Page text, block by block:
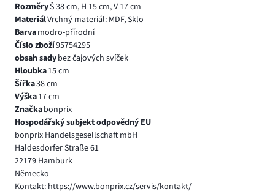
RozměryŠ 38 cm, H 15 cm, V 17 cm
MateriálVrchný materiál: MDF, Sklo
Barvamodro-přírodní
Číslo zboží95754295
obsah sadybez čajových svíček
Hloubka15 cm
Šířka38 cm
Výška17 cm
Značkabonprix
Hospodářský subjekt odpovědný EU
bonprix Handelsgesellschaft mbH
Haldesdorfer Straße 61
22179 Hamburk
Německo
Kontakt: https://www.bonprix.cz/servis/kontakt/